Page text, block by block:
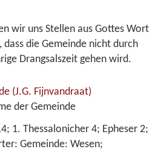
wir uns Stellen aus Gottes Wort
die Gemeinde nicht durch
Drangsalszeit gehen wird.
(J.G. Fijnvandraat)
der Gemeinde
1. Thessalonicher 4; Epheser 2;
Gemeinde: Wesen;